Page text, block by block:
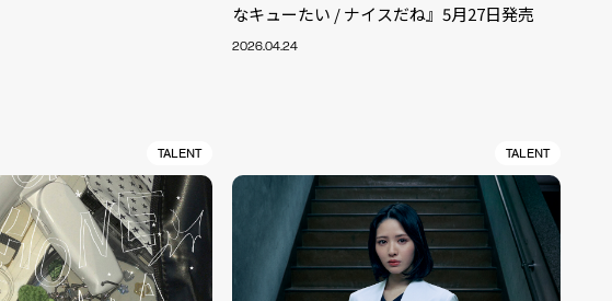
なキューたい / ナイスだね』5月27日発売
2026.04.24
TALENT TALENT